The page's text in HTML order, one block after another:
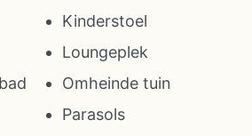
Kinderstoel
Loungeplek
Omheinde tuin
Parasols